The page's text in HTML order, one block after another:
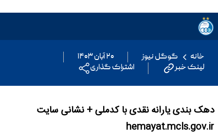
خانه گوگل نیوز
۲۰ آبان ۱۴۰۳
لینک خبر
اشتراک گذاری
دهک بندی یارانه نقدی با کدملی + نشانی سایت
hemayat.mcls.gov.ir